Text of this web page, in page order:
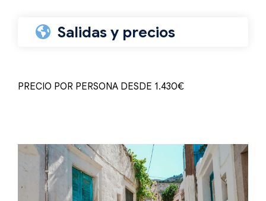
Salidas y precios
PRECIO POR PERSONA DESDE 1.430€